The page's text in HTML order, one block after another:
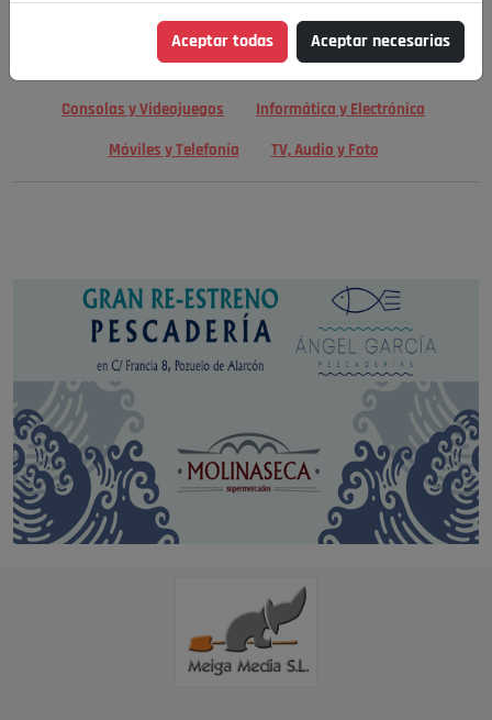
Cine, Libros y Música Coleccionismo Otros
Consolas y Videojuegos Informática y Electrónica
Móviles y Telefonía TV, Audio y Foto
Aceptar todas Aceptar necesarias